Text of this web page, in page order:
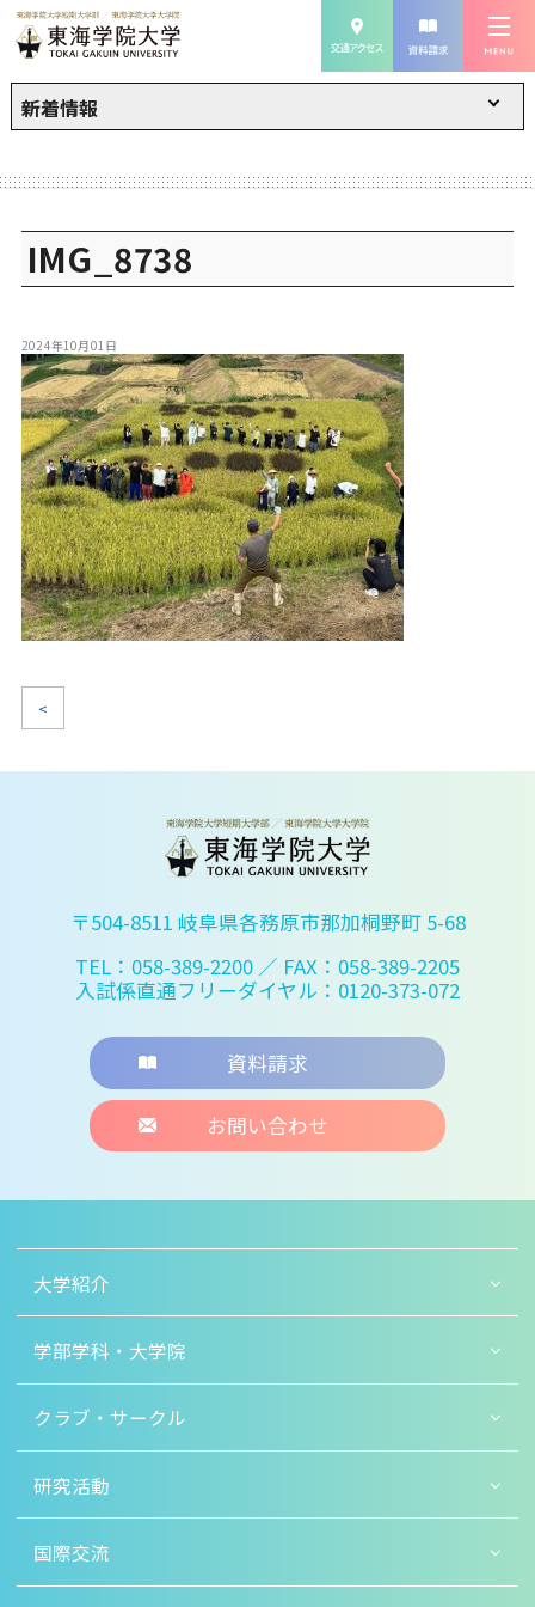
新着情報
IMG_8738
2024年10月01日
<
〒504-8511 岐阜県各務原市那加桐野町 5-68
TEL：058-389-2200 ／ FAX：058-389-2205
入試係直通フリーダイヤル：0120-373-072
資料請求
お問い合わせ
大学紹介
学部学科・大学院
クラブ・サークル
研究活動
国際交流